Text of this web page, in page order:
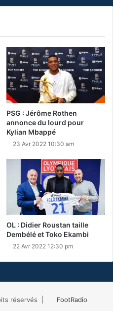
PSG : Jérôme Rothen
annonce du lourd pour
Kylian Mbappé
23 Avr 2022 10:30 am
OL : Didier Roustan taille
Dembélé et Toko Ekambi
22 Avr 2022 12:30 pm
réservés | FootRadio